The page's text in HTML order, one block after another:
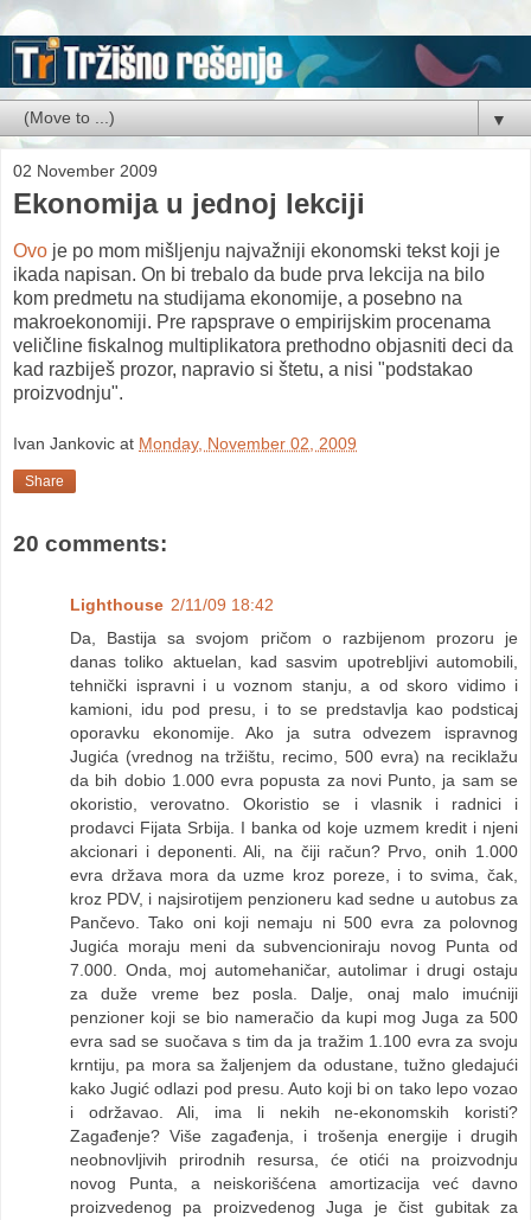
▼
02 November 2009
Ekonomija u jednoj lekciji
Ovo je po mom mišljenju najvažniji ekonomski tekst koji je
ikada napisan. On bi trebalo da bude prva lekcija na bilo
kom predmetu na studijama ekonomije, a posebno na
makroekonomiji. Pre rapsprave o empirijskim procenama
veličline fiskalnog multiplikatora prethodno objasniti deci da
kad razbiješ prozor, napravio si štetu, a nisi "podstakao
proizvodnju".
Ivan Jankovic at Monday, November 02, 2009
Share
20 comments:
Lighthouse 2/11/09 18:42
Da, Bastija sa svojom pričom o razbijenom prozoru je
danas toliko aktuelan, kad sasvim upotrebljivi automobili,
tehnički ispravni i u voznom stanju, a od skoro vidimo i
kamioni, idu pod presu, i to se predstavlja kao podsticaj
oporavku ekonomije. Ako ja sutra odvezem ispravnog
Jugića (vrednog na tržištu, recimo, 500 evra) na reciklažu
da bih dobio 1.000 evra popusta za novi Punto, ja sam se
okoristio, verovatno. Okoristio se i vlasnik i radnici i
prodavci Fijata Srbija. I banka od koje uzmem kredit i njeni
akcionari i deponenti. Ali, na čiji račun? Prvo, onih 1.000
evra država mora da uzme kroz poreze, i to svima, čak,
kroz PDV, i najsirotijem penzioneru kad sedne u autobus za
Pančevo. Tako oni koji nemaju ni 500 evra za polovnog
Jugića moraju meni da subvencioniraju novog Punta od
7.000. Onda, moj automehaničar, autolimar i drugi ostaju
za duže vreme bez posla. Dalje, onaj malo imućniji
penzioner koji se bio nameračio da kupi mog Juga za 500
evra sad se suočava s tim da ja tražim 1.100 evra za svoju
krntiju, pa mora sa žaljenjem da odustane, tužno gledajući
kako Jugić odlazi pod presu. Auto koji bi on tako lepo vozao
i održavao. Ali, ima li nekih ne-ekonomskih koristi?
Zagađenje? Više zagađenja, i trošenja energije i drugih
neobnovljivih prirodnih resursa, će otići na proizvodnju
novog Punta, a neiskorišćena amortizacija već davno
proizvedenog pa proizvedenog Juga je čist gubitak za